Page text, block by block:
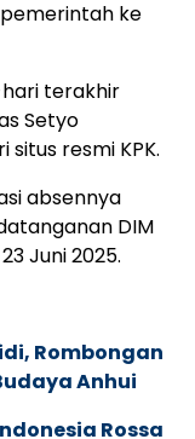
pemerintah ke
hari terakhir
Setyo
resmi KPK.
absennya
DIM
Juni 2025.
Rombongan
Anhui
Rossa